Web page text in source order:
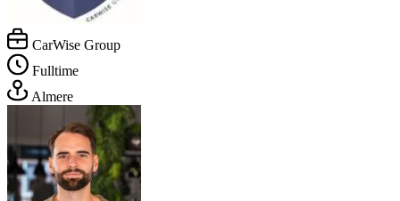
CarWise Group
Fulltime
Almere